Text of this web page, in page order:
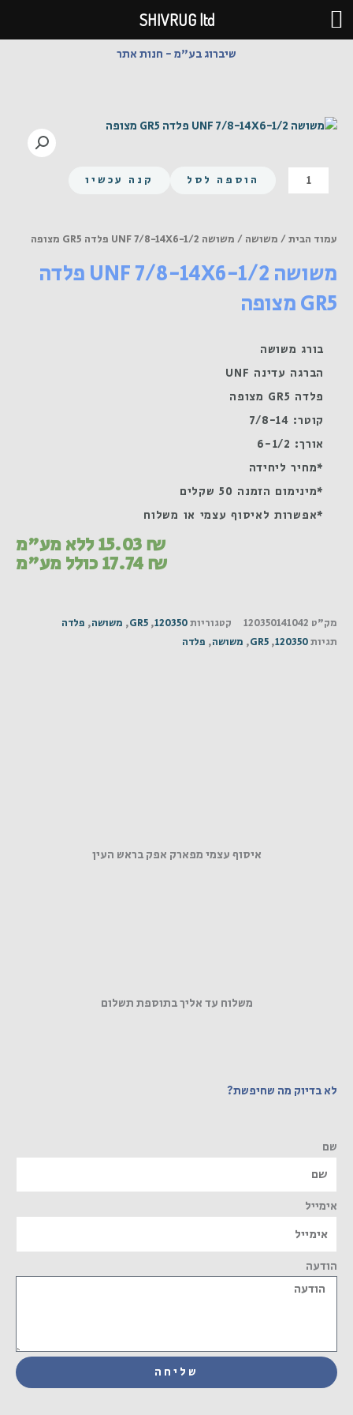
דילוג
לתוכן
שיברוג בע"מ - חנות אתר
כמות
של
14X6-
פלדה
מצופה
הוספה לסל קנה עכשיו
עמוד הבית/ משושה / משושה UNF 7/8-14X6-1/2 פלדה GR5 מצופה
משושה UNF 7/8-14X6-1/2 פלדה
GR5 מצופה
בורג משושה
הברגה עדינה UNF
פלדה GR5 מצופה
קוטר: 7/8-14
אורך: 6-1/2
*מחיר ליחידה
*מינימום הזמנה 50 שקלים
*אפשרות לאיסוף עצמי או משלוח
15.03₪ ללא מע"מ
17.74₪ כולל מע"מ
מק"ט 120350141042 קטגוריות120350
,
GR5
, משושה, פלדה
תגיות120350
,
GR5
, משושה, פלדה
איסוף עצמי מפארק אפק בראש העין
משלוח עד אליך בתוספת תשלום
לא בדיוק מה שחיפשת?
שם
אימייל
הודעה
שליחה
SHIVRUG ltd